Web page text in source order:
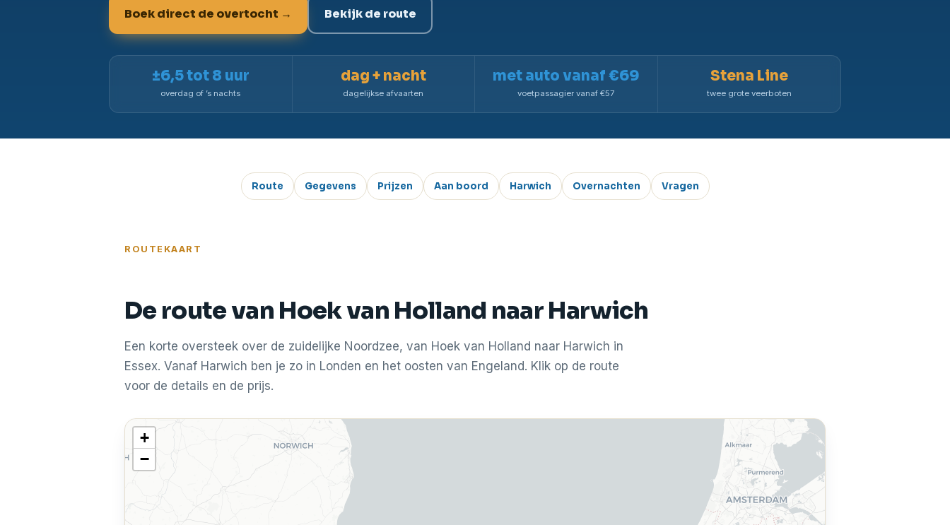
Boek direct de overtocht → Bekijk de route
±6,5 tot 8 uur
overdag of ’s nachts
dag + nacht
dagelijkse afvaarten
met auto vanaf €69
voetpassagier vanaf €57
Stena Line
twee grote veerboten
Route Gegevens Prijzen Aan boord Harwich Overnachten Vragen
ROUTEKAART
De route van Hoek van Holland naar Harwich
Een korte oversteek over de zuidelijke Noordzee, van Hoek van Holland naar Harwich in
Essex. Vanaf Harwich ben je zo in Londen en het oosten van Engeland. Klik op de route
voor de details en de prijs.
+
−